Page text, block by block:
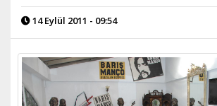
14 Eylül 2011 - 09:54